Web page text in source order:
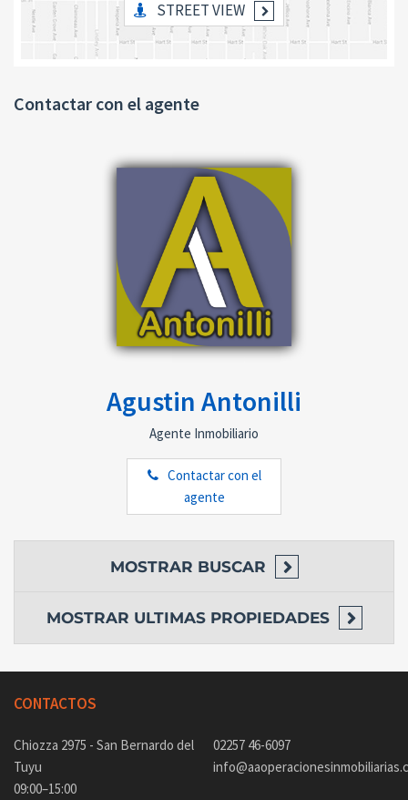
STREET VIEW
Contactar con el agente
Agustin Antonilli
Agente Inmobiliario
Contactar con el
agente
MOSTRAR BUSCAR
MOSTRAR ULTIMAS PROPIEDADES
CONTACTOS
Chiozza 2975 - San Bernardo del
Tuyu
09:00–15:00
02257 46-6097